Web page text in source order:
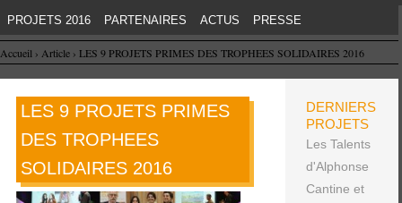
PROJETS 2016 PARTENAIRES ACTUS PRESSE
Accueil › Article › LES 9 PROJETS PRIMES DES TROPHEES SOLIDAIRES 2016
LES 9 PROJETS PRIMES
DES TROPHEES
SOLIDAIRES 2016
DERNIERS
PROJETS
Les Talents
d'Alphonse
Cantine et